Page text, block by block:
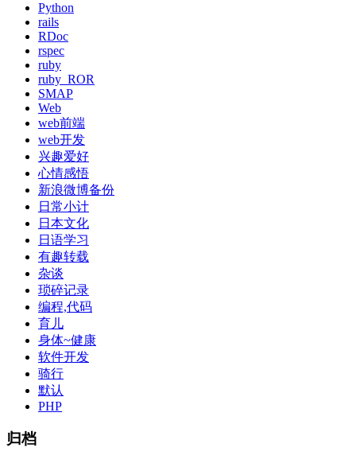
Python
rails
RDoc
rspec
ruby
ruby_ROR
SMAP
Web
web前端
web开发
兴趣爱好
心情感悟
新浪微博备份
日常小计
日本文化
日语学习
有趣转载
杂谈
琐碎记录
编程,代码
育儿
身体~健康
软件开发
骑行
默认
PHP
归档